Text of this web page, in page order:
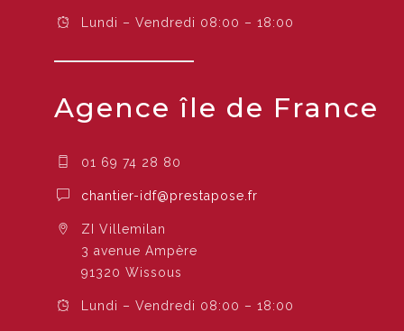
Lundi – Vendredi 08:00 – 18:00
Agence île de France
01 69 74 28 80
chantier-idf@prestapose.fr
ZI Villemilan
3 avenue Ampère
91320 Wissous
Lundi – Vendredi 08:00 – 18:00